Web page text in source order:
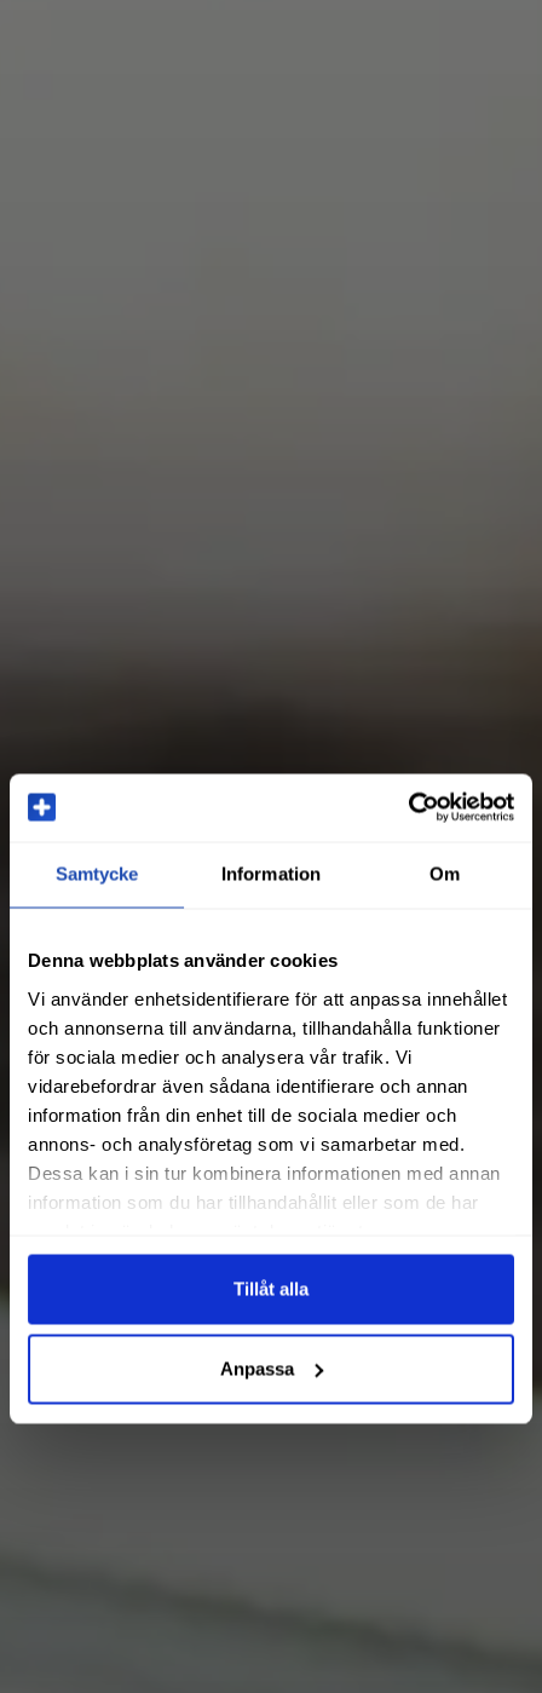
Samtycke Information Om
Denna webbplats använder cookies
Vi använder enhetsidentifierare för att anpassa innehållet
och annonserna till användarna, tillhandahålla funktioner
för sociala medier och analysera vår trafik. Vi
vidarebefordrar även sådana identifierare och annan
information från din enhet till de sociala medier och
annons- och analysföretag som vi samarbetar med.
Dessa kan i sin tur kombinera informationen med annan
information som du har tillhandahållit eller som de har
Tillåt alla
Anpassa